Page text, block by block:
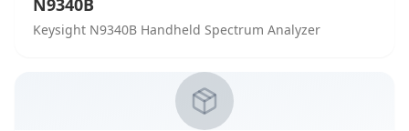
N9340B
Keysight N9340B Handheld Spectrum Analyzer